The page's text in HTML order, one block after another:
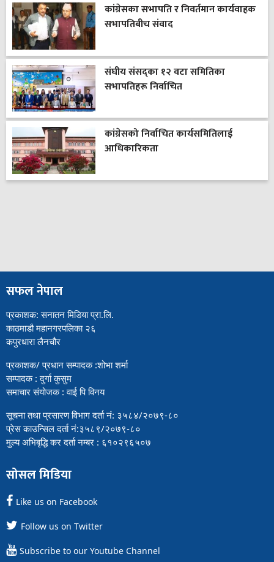
कांग्रेसका सभापति र निवर्तमान कार्यवाहक
सभापतिबीच संवाद
संघीय संसद्का १२ वटा समितिका
सभापतिहरू निर्वाचित
कांग्रेसको निर्वाचित कार्यसमितिलाई
आधिकारिकता
सफल नेपाल
प्रकाशक: सनातन मिडिया प्रा.लि.
काठमाडौ महानगरपलिका २६
कपुरधारा लैनचौर
प्रकाशक/ प्रधान सम्पादक :शोभा शर्मा
सम्पादक : दुर्गा कुसुम
समाचार संयोजक : वाई पि विनय
सूचना तथा प्रसारण विभाग दर्ता नं: ३५८४/२०७९-८०
प्रेस काउन्सिल दर्ता नं:३५८९/२०७९-८०
मुल्य अभिबृद्धि कर दर्ता नम्बर : ६१०२९६५०७
सोसल मिडिया
Like us on Facebook
Follow us on Twitter
Subscribe to our Youtube Channel